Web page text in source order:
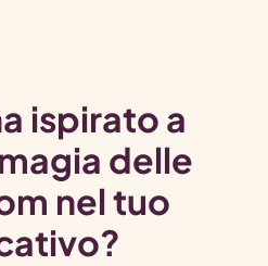
ispirato a
delle
nel tuo